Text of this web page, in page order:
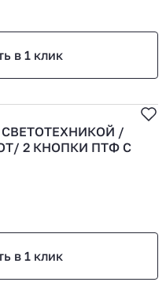
в 1 клик
/
2 КНОПКИ ПТФ С
в 1 клик